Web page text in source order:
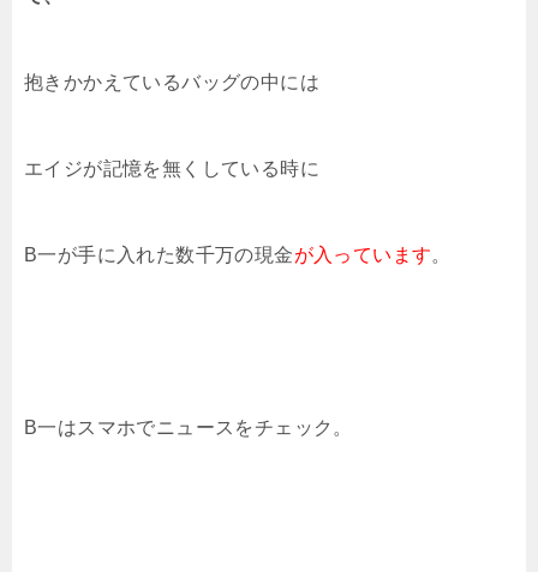
抱きかかえているバッグの中には
エイジが記憶を無くしている時に
B一が手に入れた数千万の現金が入っています。
B一はスマホでニュースをチェック。